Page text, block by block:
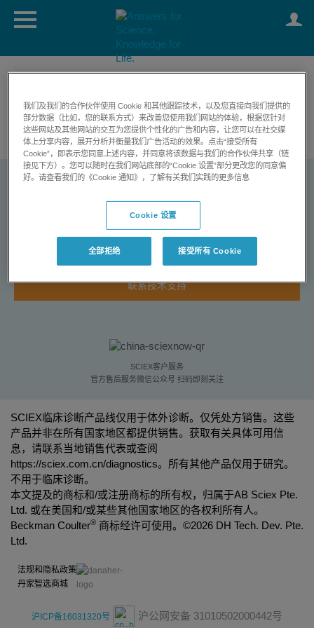
SWATH®Acquisition has evolved
Learn More
SCIEX Now 支持网络
联系技术支持
SCIEX客户服务
官方售后服务微信公众号 扫码即刻关注
SCIEX临床诊断产品线仅用于体外诊断。仅凭处方销售。这些
产品并非在所有国家地区都提供销售。获取有关具体可用信
息，请联系当地销售代表或查阅
https://sciex.com.cn/diagnostics。所有其他产品仅用于研究。
不用于临床诊断。
本文提及的商标和/或注册商标的所有权，归属于AB Sciex Pte.
Ltd. 或在美国和/或某些其他国家地区的各权利所有人。
Beckman Coulter® 商标经许可使用。©2026 DH Tech. Dev. Pte.
Ltd.
法规和隐私政策
丹家智选商城
沪ICP备16031320号 沪公网安备 31010502000442号
我们及我们的合作伙伴使用 Cookie 和其他跟踪技术，以及您直接向我们提供的
部分数据（比如，您的联系方式）来改善您使用我们网站的体验，根据您针对
这些网站及其他网站的交互为您提供个性化的广告和内容，让您可以在社交媒
体上分享内容，展开分析并衡量我们广告活动的效果。点击“接受所有
Cookie”，即表示您同意上述内容，并同意将该数据与我们的合作伙伴共享（链
接见下方）。您可以随时在我们网站底部的“Cookie 设置”部分更改您的同意偏
好。请查看我们的《Cookie 通知》，了解有关我们实践的更多信息
Cookie 设置
全部拒绝 接受所有 Cookie